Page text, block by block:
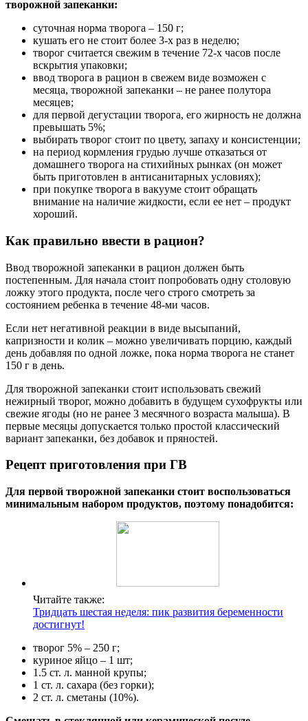
творожной запеканки:
суточная норма творога – 150 г;
кушать его не стоит более 3-х раз в неделю;
творог считается свежим в течение 72-х часов после
вскрытия упаковки;
ввод творога в рацион в свежем виде возможен с
месяца, творожной запеканки – не ранее полутора
месяцев;
для первой дегустации творога, его жирность не должна
превышать 5%;
выбирать творог стоит по цвету, запаху и консистенции;
на период кормления грудью лучше отказаться от
домашнего творога на стихийных рынках (он может
быть приготовлен в антисанитарных условиях);
при покупке творога в вакууме стоит обращать
внимание на наличие жидкости, если ее нет – продукт
хороший.
Как правильно ввести в рацион?
Ввод творожной запеканки в рацион должен быть
постепенным. Для начала стоит попробовать одну столовую
ложку этого продукта, после чего строго смотреть за
состоянием ребенка в течение 48-ми часов.
Если нет негативной реакции в виде высыпаний,
капризности и колик – можно увеличивать порцию, каждый
день добавляя по одной ложке, пока норма творога не станет
150 г в день.
Для творожной запеканки стоит использовать свежий
нежирный творог, можно добавить в будущем сухофрукты или
свежие ягоды (но не ранее 3 месячного возраста малыша). В
первые месяцы допускается только простой классический
вариант запеканки, без добавок и пряностей.
Рецепт приготовления при ГВ
Для первой творожной запеканки стоит воспользоваться
минимальным набором продуктов, поэтому понадобится:
Читайте также:
Тридцать шестая неделя: пик развития беременности
достигнут!
творог 5% – 250 г;
куриное яйцо – 1 шт;
1.5 ст. л. манной крупы;
1 ст. л. сахара (без горки);
2 ст. л. сметаны (10%).